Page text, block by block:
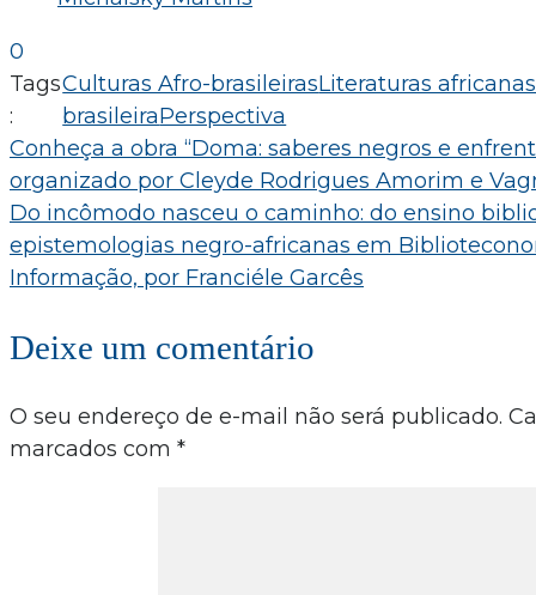
0
Tags
:
Culturas Afro-brasileirasLiteraturas africanas
brasileiraPerspectiva
Navegação
de
Post
Conheça a obra “Doma: saberes negros e
organizado por Cleyde Rodrigues Amorim e
Do incômodo nasceu o caminho: do ensino
epistemologias negro-africanas em
Informação, por Franciéle Garcês
Deixe um comentário
O seu endereço de e-mail não será publicado.
marcados com *